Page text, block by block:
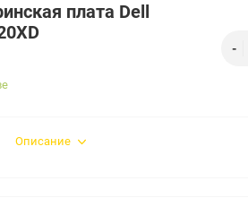
плата Dell
Описание